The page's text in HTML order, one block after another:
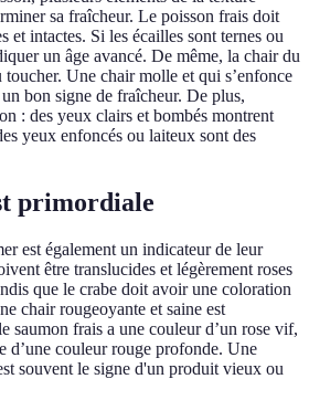
sa fraîcheur. Le poisson frais doit
et intactes. Si les écailles sont ternes ou
un âge avancé. De même, la chair du
Une chair molle et qui s’enfonce
un bon signe de fraîcheur. De plus,
: des yeux clairs et bombés montrent
yeux enfoncés ou laiteux sont des
primordiale
est également un indicateur de leur
être translucides et légèrement roses
que le crabe doit avoir une coloration
chair rougeoyante et saine est
saumon frais a une couleur d’un rose vif,
d’une couleur rouge profonde. Une
souvent le signe d'un produit vieux ou